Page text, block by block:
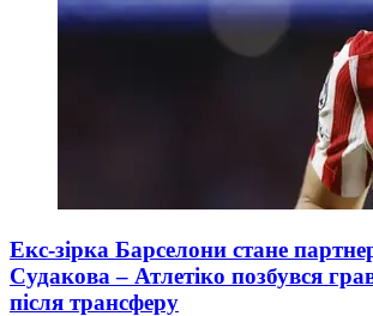
Екс-зірка Барселони стане
Судакова – Атлетіко позбувся
після трансферу